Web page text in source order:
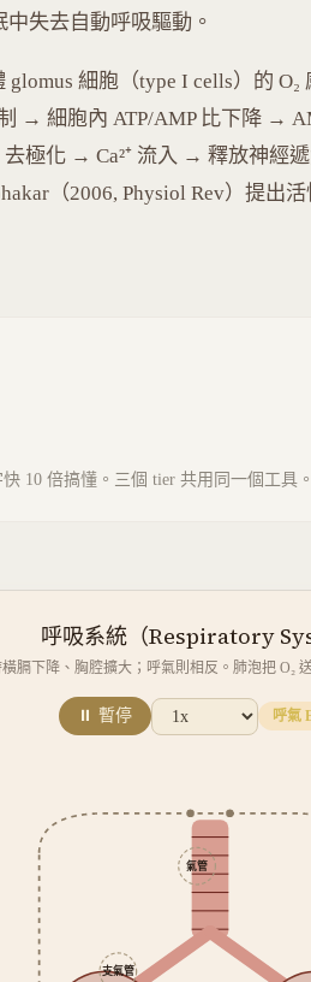
中失去自動呼吸驅動。
細胞（type I cells）的 O₂
→ 細胞內 ATP/AMP 比下降 →
極化 → Ca²⁺ 流入 → 釋放神經遞
（2006, Physiol Rev）提出
10 倍搞懂。三個 tier 共用同一個工具。
呼吸系統（Respiratory
膈下降、胸腔擴大；呼氣則相反。肺泡把 O₂
⏸ 暫停 吸氣
氣管
支氣管